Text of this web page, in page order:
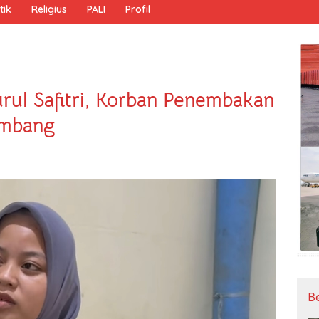
Religius PALI Profil
Safitri, Korban Penembakan